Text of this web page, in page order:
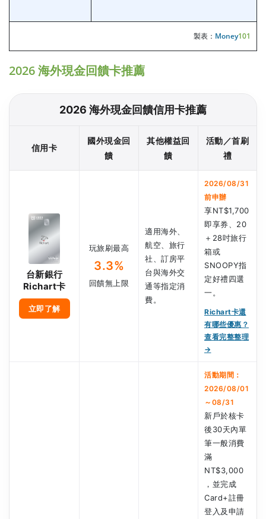
製表： Money101
2026 海外現金回饋卡推薦
2026 海外現金回饋信用卡推薦
信用卡
國外現金回
饋
其他權益回
饋
活動／首刷
禮
台新銀行
Richart卡
立即了解
玩旅刷最高
3.3%
回饋無上限
適用海外、
航空、旅行
社、訂房平
台與海外交
通等指定消
費。
2026/08/31
前申辦
享NT$1,700
即享券、20
＋28吋旅行
箱或
SNOOPY指
定好禮四選
一。
Richart卡還
有哪些優惠？
查看完整整理
→
活動期間：
2026/08/01
～08/31
新戶於核卡
後30天內單
筆一般消費
滿
NT$3,000
，並完成
Card+註冊
登入及申請